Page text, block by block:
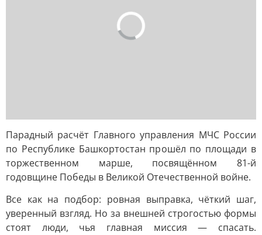
Парадный расчёт Главного управления МЧС России
по Республике Башкортостан прошёл по площади в
торжественном марше, посвящённом 81-й
годовщине Победы в Великой Отечественной войне.
Все как на подбор: ровная выправка, чёткий шаг,
уверенный взгляд. Но за внешней строгостью формы
стоят люди, чья главная миссия — спасать.